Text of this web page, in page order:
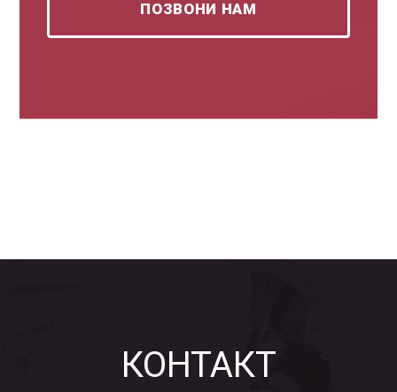
ПОЗВОНИ НАМ
КОНТАКТ